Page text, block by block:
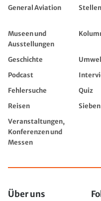
General Aviation
Stellen
Museen und
Ausstellungen
Geschichte
Podcast
Fehlersuche
Quiz
Reisen
Veranstaltungen,
Konferenzen und
Messen
Über uns